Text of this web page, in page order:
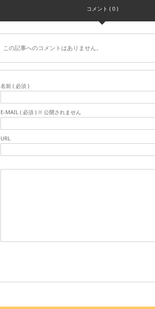
コメント ( 0 )
この記事へのコメントはありません。
名前 ( 必須 )
E-MAIL ( 必須 ) ※ 公開されません
URL